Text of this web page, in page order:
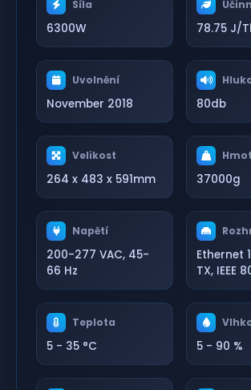
Síla
6300W 78.75 J/
Uvolnění
November 2018 80db
Velikost
264 x 483 x 591mm 37000g
Napětí
200-277 VAC, 45-
66 Hz
Ethernet
TX, IEEE
Teplota
5 - 35 °C 5 - 90 %